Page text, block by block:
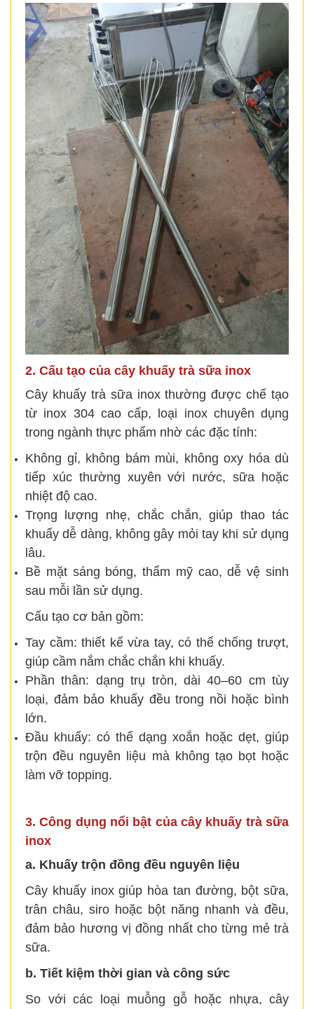
2. Cấu tạo của cây khuấy trà sữa inox
Cây khuấy trà sữa inox thường được chế tạo
từ inox 304 cao cấp, loại inox chuyên dụng
trong ngành thực phẩm nhờ các đặc tính:
Không gỉ, không bám mùi, không oxy hóa dù
tiếp xúc thường xuyên với nước, sữa hoặc
nhiệt độ cao.
Trọng lượng nhẹ, chắc chắn, giúp thao tác
khuấy dễ dàng, không gây mỏi tay khi sử dụng
lâu.
Bề mặt sáng bóng, thẩm mỹ cao, dễ vệ sinh
sau mỗi lần sử dụng.
Cấu tạo cơ bản gồm:
Tay cầm: thiết kế vừa tay, có thể chống trượt,
giúp cầm nắm chắc chắn khi khuấy.
Phần thân: dạng trụ tròn, dài 40–60 cm tùy
loại, đảm bảo khuấy đều trong nồi hoặc bình
lớn.
Đầu khuấy: có thể dạng xoắn hoặc dẹt, giúp
trộn đều nguyên liệu mà không tạo bọt hoặc
làm vỡ topping.
3. Công dụng nổi bật của cây khuấy trà sữa
inox
a. Khuấy trộn đồng đều nguyên liệu
Cây khuấy inox giúp hòa tan đường, bột sữa,
trân châu, siro hoặc bột năng nhanh và đều,
đảm bảo hương vị đồng nhất cho từng mẻ trà
sữa.
b. Tiết kiệm thời gian và công sức
So với các loại muỗng gỗ hoặc nhựa, cây